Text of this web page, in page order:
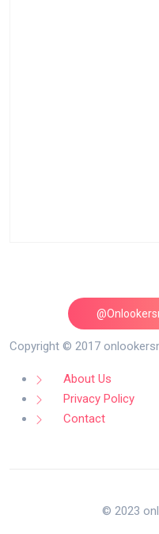
Copyright © 2017
About Us
Privacy Policy
Contact
© 2023